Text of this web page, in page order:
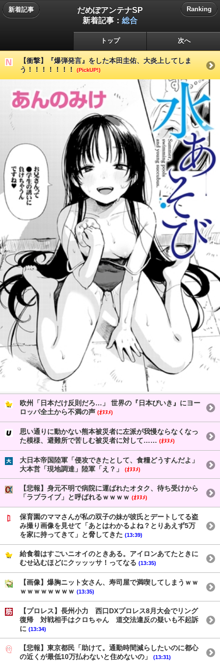
新着記事
だめぽアンテナSP
新着記事： 総合
Ranking
トップ 次へ
【衝撃】『爆弾発言』をした本田圭佑、大炎上してしま
う！！！！！！！
(PickUP!)
欧州「日本だけ反則だろ…」 世界の『日本びいき』にヨー
ロッパ全土から不満の声 (ｵﾇﾇﾒ)
思い通りに動かない熊本被災者に左派が我慢ならなくなっ
た模様、避難所で苦しむ被災者に対して…… (ｵﾇﾇﾒ)
大日本帝国陸軍「侵攻できたとして、食糧どうすんだよ」
大本営「現地調達」陸軍「え？」
(ｵﾇﾇﾒ)
【悲報】身元不明で病院に運ばれたオタク、待ち受けから
「ラブライブ」と呼ばれるｗｗｗｗ (ｵﾇﾇﾒ)
保育園のママさんが私の双子の妹が彼氏とデートしてる盗
み撮り画像を見せて「あとはわかるよね？とりあえず5万
を家に持ってきて」と脅してきた (13:39)
給食着はすごいニオイのときある。アイロンあてたときに
むせ込むほどにクッッッサ！ってなる (13:35)
【画像】爆胸ニット女さん、寿司屋で満喫してしまうｗｗ
ｗｗｗｗｗｗｗｗ (13:35)
【プロレス】長州小力 西口DXプロレス8月大会でリング
復帰 対戦相手はクロちゃん 道交法違反の疑いも不起訴
に (13:34)
【悲報】東京都民「助けて。通勤時間減らしたいのに都心
の近くが最低10万払わないと住めないの」
(13:31)